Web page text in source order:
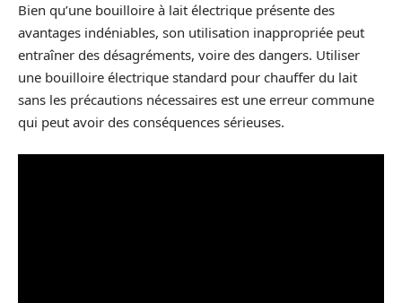
Bien qu’une bouilloire à lait électrique présente des
avantages indéniables, son utilisation inappropriée peut
entraîner des désagréments, voire des dangers. Utiliser
une bouilloire électrique standard pour chauffer du lait
sans les précautions nécessaires est une erreur commune
qui peut avoir des conséquences sérieuses.